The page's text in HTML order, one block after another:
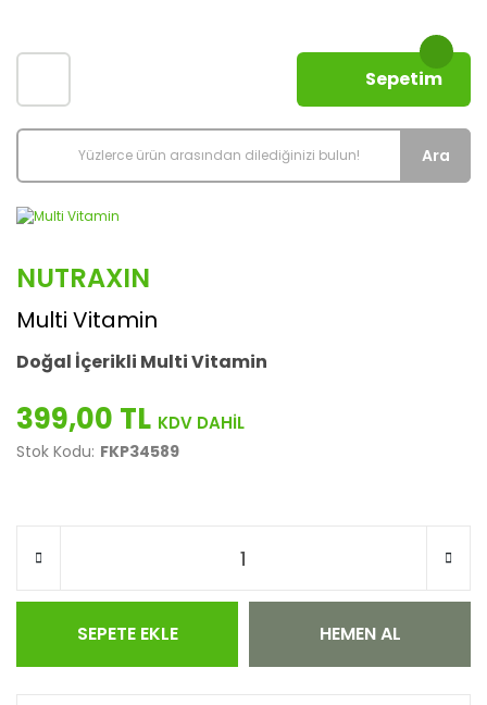
Ara
Sepetim
NUTRAXIN
Multi Vitamin
Doğal İçerikli Multi Vitamin
399,00 TL
Stok Kodu: FKP34589
SEPETE EKLE HEMEN AL